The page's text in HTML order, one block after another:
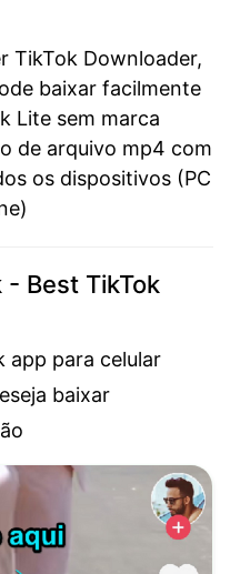
TikTok Downloader,
baixar facilmente
Lite sem marca
de arquivo mp4 com
os dispositivos (PC
- Best TikTok
app para celular
baixar